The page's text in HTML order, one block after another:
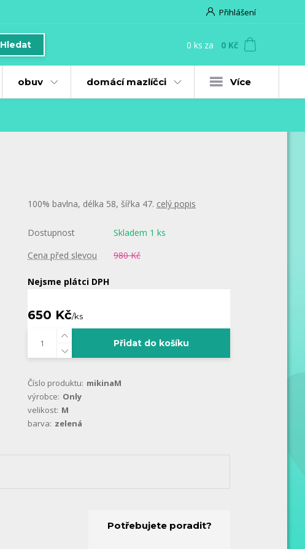
Přihlášení
Hledat 0 ks za 0 Kč
obuv domácí mazlíčci Více
100% bavlna, délka 58, šířka 47. celý popis
Dostupnost
Skladem 1 ks
Cena před slevou
980 Kč
Nejsme plátci DPH
650 Kč/ks
Přidat do košíku
Číslo produktu: mikinaM
výrobce: Only
velikost: M
barva: zelená
Potřebujete poradit?